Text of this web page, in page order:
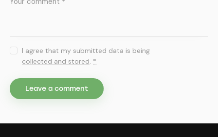
I agree that my submitted data is being
collected and stored. *